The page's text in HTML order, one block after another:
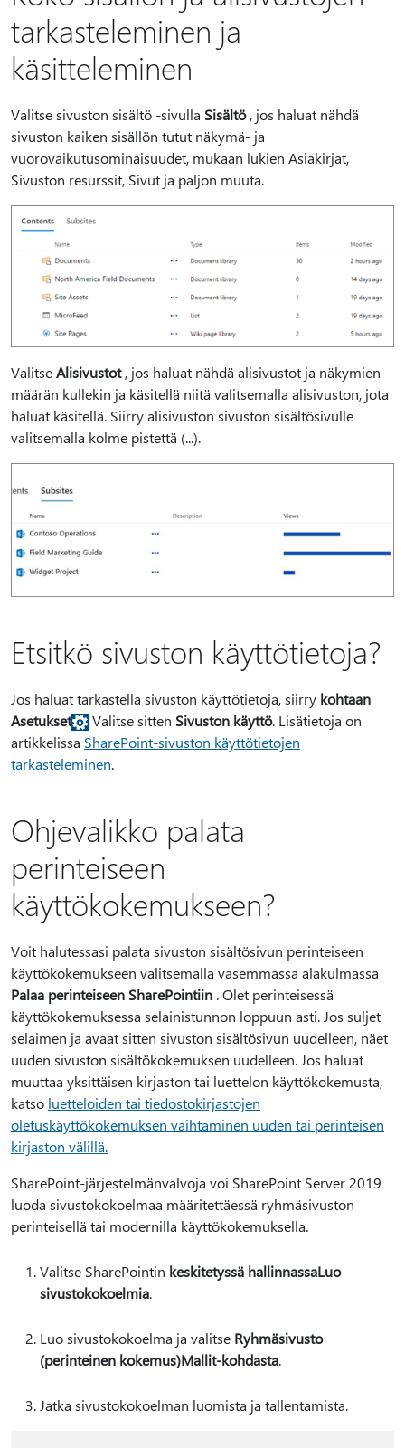
tarkasteleminen ja
käsitteleminen
Valitse sivuston sisältö -sivulla Sisältö, jos haluat nähdä
sivuston kaiken sisällön tutut näkymä- ja
vuorovaikutusominaisuudet, mukaan lukien Asiakirjat,
Sivuston resurssit, Sivut ja paljon muuta.
ValitseAlisivustot, jos haluat nähdä alisivustot ja näkymien
määrän kullekin ja käsitellä niitä valitsemalla alisivuston, jota
haluat käsitellä. Siirry alisivuston sivuston sisältösivulle
valitsemalla kolme pistettä (...).
Etsitkö sivuston käyttötietoja?
Jos haluat tarkastella sivuston käyttötietoja, siirry kohtaan
Asetukset
Valitse sitten Sivuston käyttö. Lisätietoja on
artikkelissa SharePoint-sivuston käyttötietojen
tarkasteleminen.
Ohjevalikko palata
perinteiseen
käyttökokemukseen?
Voit halutessasi palata sivuston sisältösivun perinteiseen
käyttökokemukseen valitsemalla vasemmassa alakulmassa
Palaa perinteiseen SharePointiin . Olet perinteisessä
käyttökokemuksessa selainistunnon loppuun asti. Jos suljet
selaimen ja avaat sitten sivuston sisältösivun uudelleen, näet
uuden sivuston sisältökokemuksen uudelleen. Jos haluat
muuttaa yksittäisen kirjaston tai luettelon käyttökokemusta,
katso luetteloiden tai tiedostokirjastojen
oletuskäyttökokemuksen vaihtaminen uuden tai perinteisen
kirjaston välillä.
SharePoint-järjestelmänvalvoja voi SharePoint Server 2019
luoda sivustokokoelmaa määritettäessä ryhmäsivuston
perinteisellä tai modernilla käyttökokemuksella.
Valitse SharePointin keskitetyssä hallinnassaLuo
sivustokokoelmia.
Luo sivustokokoelma ja valitse Ryhmäsivusto
(perinteinen kokemus)Mallit-kohdasta.
Jatka sivustokokoelman luomista ja tallentamista.